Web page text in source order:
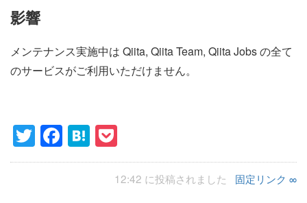
影響
メンテナンス実施中は Qiita, Qiita Team, Qiita Jobs の全て
のサービスがご利用いただけません。
Twitter
Facebook
Hatena
12:42 に投稿されました 固定リンク ∞